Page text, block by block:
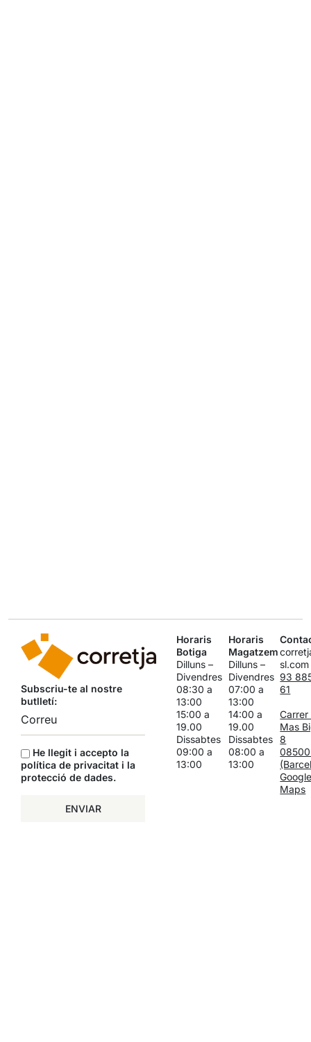
Subscriu-te al nostre
butlletí:
He llegit i accepto la
política de privacitat i la
protecció de dades.
ENVIAR
Horaris
Botiga
Dilluns –
Divendres
08:30 a
13:00
15:00 a
19.00
Dissabtes
09:00 a
13:00
Horaris
Magatzem
Dilluns –
Divendres
07:00 a
13:00
14:00 a
19.00
Dissabtes
08:00 a
13:00
sl.com
93
61
Carrer
Mas
8
Maps